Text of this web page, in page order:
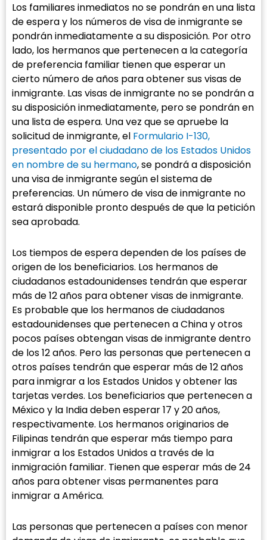
Los familiares inmediatos no se pondrán en una lista
de espera y los números de visa de inmigrante se
pondrán inmediatamente a su disposición. Por otro
lado, los hermanos que pertenecen a la categoría
de preferencia familiar tienen que esperar un
cierto número de años para obtener sus visas de
inmigrante. Las visas de inmigrante no se pondrán a
su disposición inmediatamente, pero se pondrán en
una lista de espera. Una vez que se apruebe la
solicitud de inmigrante, el Formulario I-130,
presentado por el ciudadano de los Estados Unidos
en nombre de su hermano, se pondrá a disposición
una visa de inmigrante según el sistema de
preferencias. Un número de visa de inmigrante no
estará disponible pronto después de que la petición
sea aprobada.
Los tiempos de espera dependen de los países de
origen de los beneficiarios. Los hermanos de
ciudadanos estadounidenses tendrán que esperar
más de 12 años para obtener visas de inmigrante.
Es probable que los hermanos de ciudadanos
estadounidenses que pertenecen a China y otros
pocos países obtengan visas de inmigrante dentro
de los 12 años. Pero las personas que pertenecen a
otros países tendrán que esperar más de 12 años
para inmigrar a los Estados Unidos y obtener las
tarjetas verdes. Los beneficiarios que pertenecen a
México y la India deben esperar 17 y 20 años,
respectivamente. Los hermanos originarios de
Filipinas tendrán que esperar más tiempo para
inmigrar a los Estados Unidos a través de la
inmigración familiar. Tienen que esperar más de 24
años para obtener visas permanentes para
inmigrar a América.
Las personas que pertenecen a países con menor